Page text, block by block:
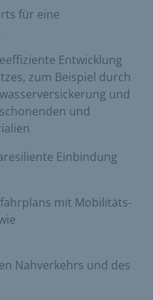
für eine
Entwicklung
zum Beispiel durch
und
und
Einbindung
mit Mobilitäts-
Nahverkehrs und des